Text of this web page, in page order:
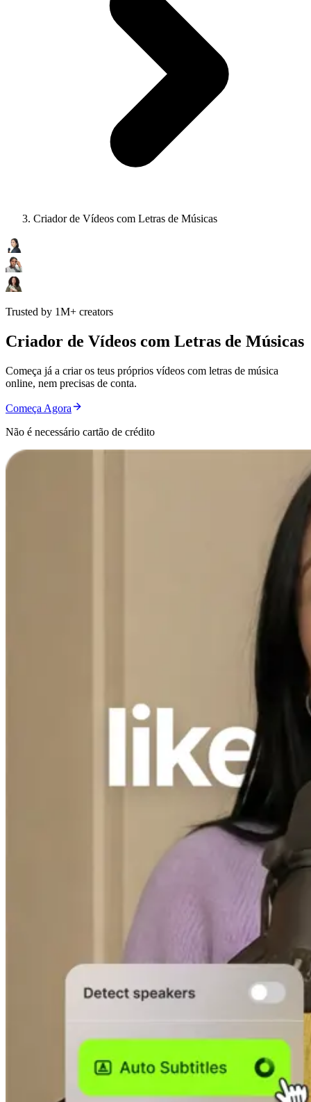
Criador de Vídeos com Letras de Músicas
Trusted by 1M+ creators
Criador de Vídeos com Letras de Músicas
Começa já a criar os teus próprios vídeos com letras de música
online, nem precisas de conta.
Começa Agora
Não é necessário cartão de crédito